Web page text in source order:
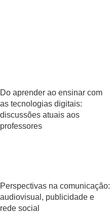
Do aprender ao ensinar com
as tecnologias digitais:
discussões atuais aos
professores
Perspectivas na comunicação:
audiovisual, publicidade e
rede social